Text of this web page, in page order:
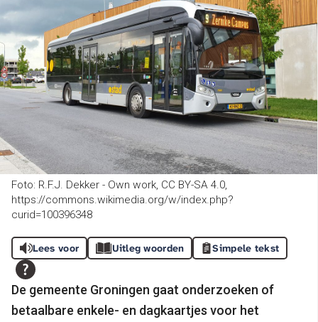
Foto: R.F.J. Dekker - Own work, CC BY-SA 4.0,
https://commons.wikimedia.org/w/index.php?
curid=100396348
Lees voor Uitleg woorden Simpele tekst
De gemeente Groningen gaat onderzoeken of
betaalbare enkele- en dagkaartjes voor het